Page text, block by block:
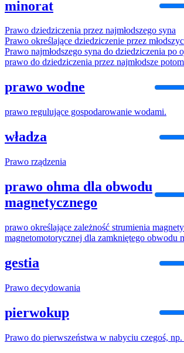
minorat
Prawo dziedziczenia przez najmłodszego syna
Prawo określające dziedziczenie przez
Prawo najmłodszego syna do dziedziczenia po
prawo do dziedziczenia przez najmłodsze
prawo wodne
prawo regulujące gospodarowanie wodami.
władza
Prawo rządzenia
prawo ohma dla obwodu
magnetycznego
prawo określające zależność strumienia
magnetomotorycznej dla zamkniętego obwodu
gestia
Prawo decydowania
pierwokup
Prawo do pierwszeństwa w nabyciu czegoś,